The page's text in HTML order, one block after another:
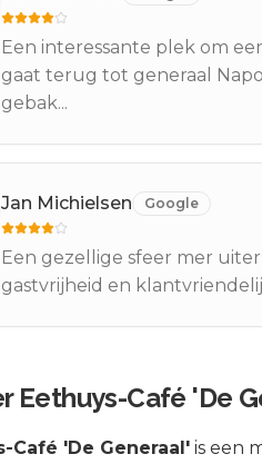
Een interessante plek om
gaat terug tot generaal
gebak...
Jan Michielsen Google
Een gezellige sfeer mer
gastvrijheid en
Eethuys-Café 'De
Café 'De Generaal' is een